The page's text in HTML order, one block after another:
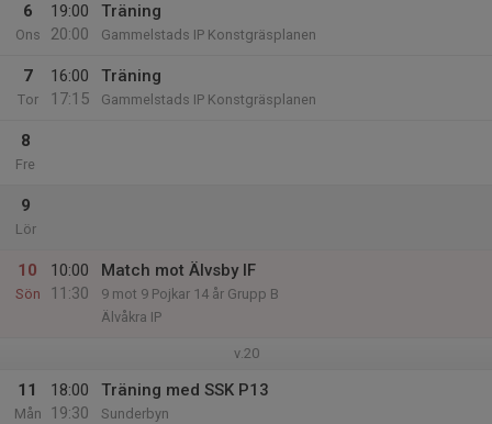
6
Ons
19:00
20:00
Träning
Gammelstads IP Konstgräsplanen
7
Tor
16:00
17:15
Träning
Gammelstads IP Konstgräsplanen
8
Fre
9
Lör
10
Sön
10:00
11:30
Match mot Älvsby IF
9 mot 9 Pojkar 14 år Grupp B
Älvåkra IP
v.20
11
Mån
18:00
19:30
Träning med SSK P13
Sunderbyn